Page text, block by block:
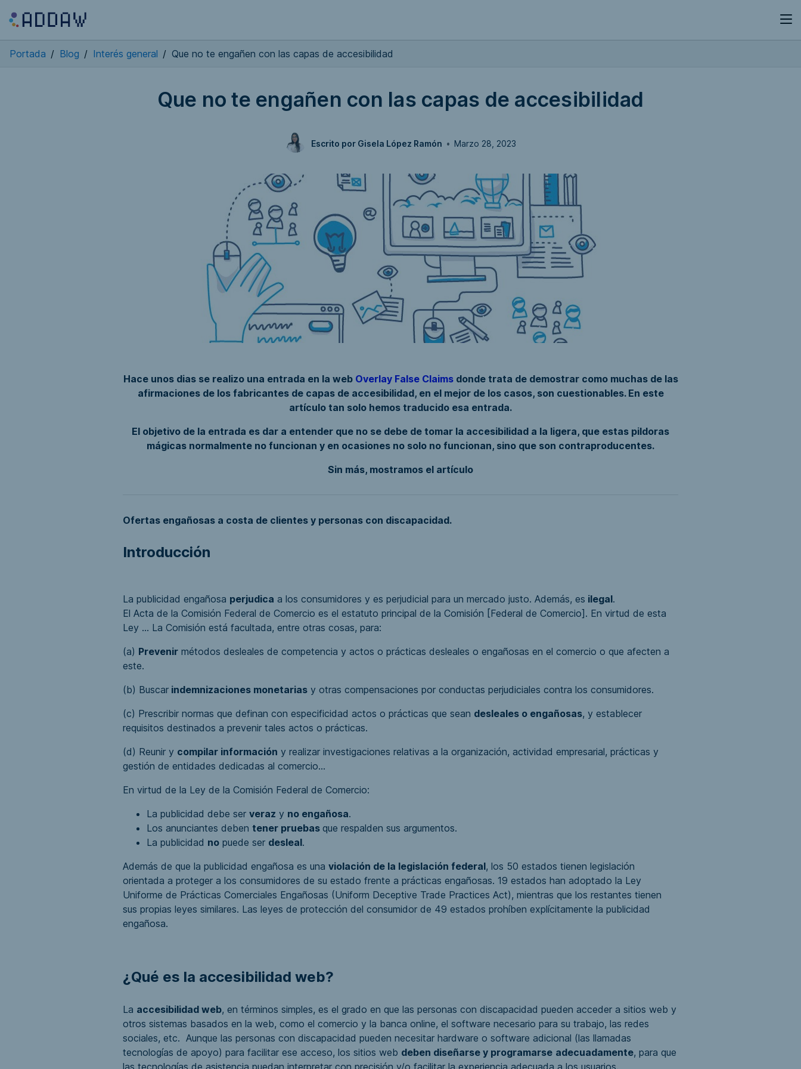
Portada / Blog / Interés general / Que no te engañen con las capas de accesibilidad
Que no te engañen con las capas de accesibilidad
Escrito por Gisela López Ramón • Marzo 28, 2023
Hace unos dias se realizo una entrada en la web Overlay False Claimsdonde trata de demostrar como muchas de las
afirmaciones de los fabricantes de capas de accesibilidad, en el mejor de los casos, son cuestionables. En este
artículo tan solo hemos traducido esa entrada.
El objetivo de la entrada es dar a entender que no se debe de tomar la accesibilidad a la ligera, que estas pildoras
mágicas normalmente no funcionan y en ocasiones no solo no funcionan, sino que son contraproducentes.
Sin más, mostramos el artículo
Ofertas engañosas a costa de clientes y personas con discapacidad.
Introducción
La publicidad engañosa perjudica a los consumidores y es perjudicial para un mercado justo. Además, es ilegal.
El Acta de la Comisión Federal de Comercio es el estatuto principal de la Comisión [Federal de Comercio]. En virtud de esta
Ley ... La Comisión está facultada, entre otras cosas, para:
(a) Prevenir métodos desleales de competencia y actos o prácticas desleales o engañosas en el comercio o que afecten a
este.
(b) Buscar indemnizaciones monetarias y otras compensaciones por conductas perjudiciales contra los consumidores.
(c) Prescribir normas que definan con especificidad actos o prácticas que sean desleales o engañosas, y establecer
requisitos destinados a prevenir tales actos o prácticas.
(d) Reunir y compilar información y realizar investigaciones relativas a la organización, actividad empresarial, prácticas y
gestión de entidades dedicadas al comercio...
En virtud de la Ley de la Comisión Federal de Comercio:
La publicidad debe ser veraz y no engañosa.
Los anunciantes deben tener pruebas que respalden sus argumentos.
La publicidad no puede ser desleal.
Además de que la publicidad engañosa es una violación de la legislación federal, los 50 estados tienen legislación
orientada a proteger a los consumidores de su estado frente a prácticas engañosas. 19 estados han adoptado la Ley
Uniforme de Prácticas Comerciales Engañosas (Uniform Deceptive Trade Practices Act), mientras que los restantes tienen
sus propias leyes similares. Las leyes de protección del consumidor de 49 estados prohíben explícitamente la publicidad
engañosa.
¿Qué es la accesibilidad web?
La accesibilidad web, en términos simples, es el grado en que las personas con discapacidad pueden acceder a sitios web y
otros sistemas basados en la web, como el comercio y la banca online, el software necesario para su trabajo, las redes
sociales, etc. Aunque las personas con discapacidad pueden necesitar hardware o software adicional (las llamadas
tecnologías de apoyo) para facilitar ese acceso, los sitios web deben diseñarse y programarse adecuadamente, para que
las tecnologías de asistencia puedan interpretar con precisión y/o facilitar la experiencia adecuada a los usuarios.